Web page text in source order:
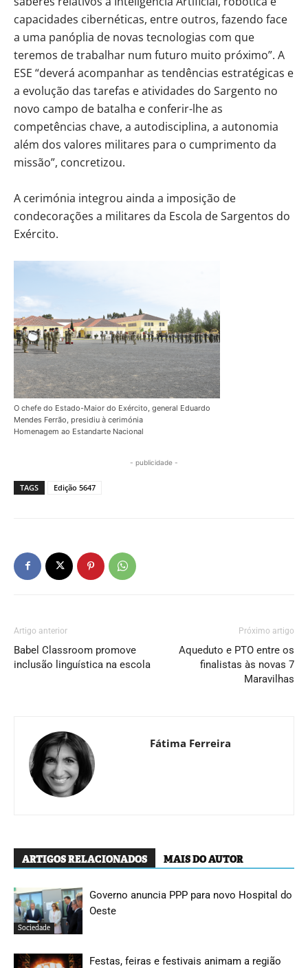
capacidades cibernéticas, entre outros, fazendo face
a uma panóplia de novas tecnologias com que
teremos de trabalhar num futuro muito próximo”. A
ESE “deverá acompanhar as tendências estratégicas e
a evolução das tarefas e atividades do Sargento no
novo campo de batalha e conferir-lhe as
competências chave, a autodisciplina, a autonomia
além dos valores militares para o cumprimento da
missão”, concretizou.
A cerimónia integrou ainda a imposição de
condecorações a militares da Escola de Sargentos do
Exército.
O chefe do Estado-Maior do Exército, general Eduardo
Mendes Ferrão, presidiu à cerimónia
Homenagem ao Estandarte Nacional
- publicidade -
TAGS Edição 5647
Artigo anterior
Babel Classroom promove
inclusão linguística na escola
Próximo artigo
Aqueduto e PTO entre os
finalistas às novas 7
Maravilhas
Fátima Ferreira
ARTIGOS RELACIONADOS MAIS DO AUTOR
Sociedade
Governo anuncia PPP para novo Hospital do
Oeste
Festas, feiras e festivais animam a região